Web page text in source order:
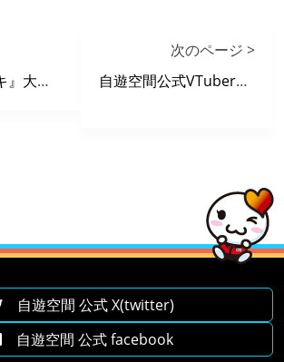
アニメ【『バキ』大擂台賽編】 X 自遊空間 タイアップキャンペーン
次のページ >
自遊空間公式VTuberろさ 正式デビュー！
自遊空間 公式 X(twitter)
自遊空間 公式 facebook